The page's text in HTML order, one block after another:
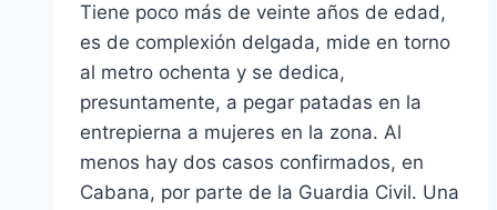
Tiene poco más de veinte años de edad,
es de complexión delgada, mide en torno
al metro ochenta y se dedica,
presuntamente, a pegar patadas en la
entrepierna a mujeres en la zona. Al
menos hay dos casos confirmados, en
Cabana, por parte de la Guardia Civil. Una